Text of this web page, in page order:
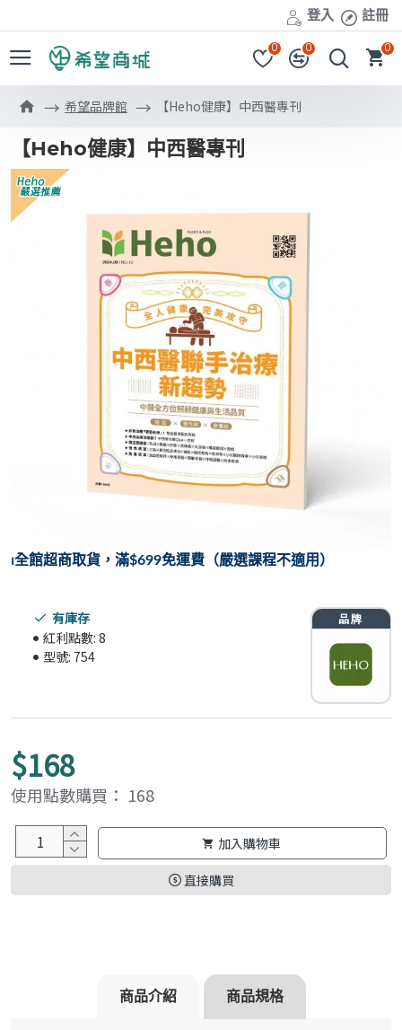
登入 註冊
0 0 0
希望品牌館 【Heho健康】中西醫專刊
【Heho健康】中西醫專刊
⏐全館超商取貨，滿$699免運費（嚴選課程不適用）
有庫存
紅利點數: 8
型號: 754
$168
使用點數購買： 168
加入購物車
直接購買
商品介紹 商品規格